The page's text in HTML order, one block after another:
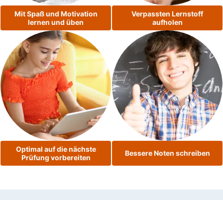
Mit Spaß und Motivation
lernen und üben
Verpassten Lernstoff
aufholen
Optimal auf die nächste
Prüfung vorbereiten
Bessere Noten schreiben